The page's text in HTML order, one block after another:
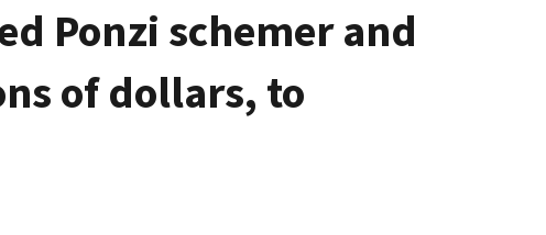
Ponzi schemer and
of dollars, to